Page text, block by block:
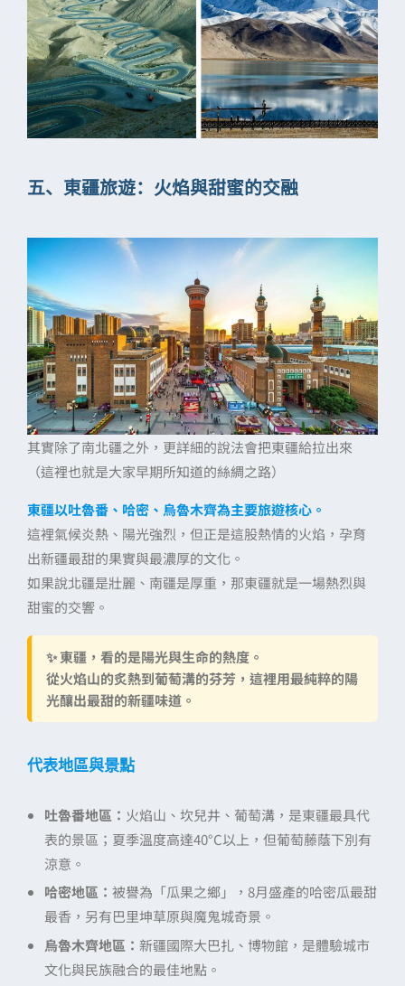
五、東疆旅遊：火焰與甜蜜的交融
其實除了南北疆之外，更詳細的說法會把東疆給拉出來
（這裡也就是大家早期所知道的絲綢之路）
東疆以吐魯番、哈密、烏魯木齊為主要旅遊核心。
這裡氣候炎熱、陽光強烈，但正是這股熱情的火焰，孕育
出新疆最甜的果實與最濃厚的文化。
如果說北疆是壯麗、南疆是厚重，那東疆就是一場熱烈與
甜蜜的交響。
✨東疆，看的是陽光與生命的熱度。
從火焰山的炙熱到葡萄溝的芬芳，這裡用最純粹的陽
光釀出最甜的新疆味道。
代表地區與景點
吐魯番地區： 火焰山、坎兒井、葡萄溝，是東疆最具代
表的景區；夏季溫度高達40°C以上，但葡萄藤蔭下別有
涼意。
哈密地區： 被譽為「瓜果之鄉」，8月盛產的哈密瓜最甜
最香，另有巴里坤草原與魔鬼城奇景。
烏魯木齊地區： 新疆國際大巴扎、博物館，是體驗城市
文化與民族融合的最佳地點。